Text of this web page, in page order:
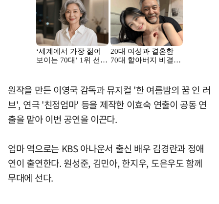
원작을 만든 이영국 감독과 뮤지컬 '한 여름밤의 꿈 인 러
브', 연극 '친정엄마' 등을 제작한 이효숙 연출이 공동 연
출을 맡아 이번 공연을 이끈다.
엄마 역으로는 KBS 아나운서 출신 배우 김경란과 정애
연이 출연한다. 원성준, 김민아, 한지우, 도은우도 함께
무대에 선다.